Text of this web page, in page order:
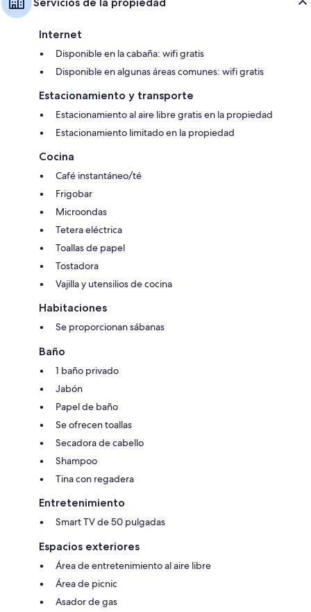
Internet
Disponible en la cabaña: wifi gratis
Disponible en algunas áreas comunes: wifi gratis
Estacionamiento y transporte
Estacionamiento al aire libre gratis en la propiedad
Estacionamiento limitado en la propiedad
Cocina
Café instantáneo/té
Frigobar
Microondas
Tetera eléctrica
Toallas de papel
Tostadora
Vajilla y utensilios de cocina
Habitaciones
Se proporcionan sábanas
Baño
1 baño privado
Jabón
Papel de baño
Se ofrecen toallas
Secadora de cabello
Shampoo
Tina con regadera
Entretenimiento
Smart TV de 50 pulgadas
Espacios exteriores
Área de entretenimiento al aire libre
Área de picnic
Asador de gas